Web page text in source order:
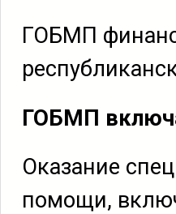
ГОБМП
ГОБМП
Оказание
помощи,